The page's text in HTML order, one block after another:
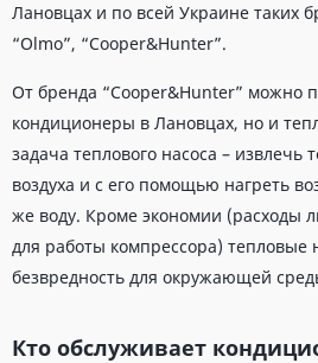
Лановцах и по всей Украине таких
“Olmo”, “Cooper&Hunter”.
От бренда “Cooper&Hunter” можно
кондиционеры в Лановцах, но и
задача теплового насоса – извлечь
воздуха и с его помощью нагреть
же воду. Кроме экономии (расходы
для работы компрессора) тепловые
безвредность для окружающей
Кто обслуживает